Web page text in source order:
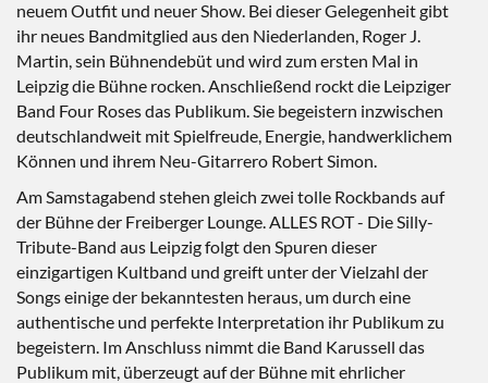
neuem Outfit und neuer Show. Bei dieser Gelegenheit gibt
ihr neues Bandmitglied aus den Niederlanden, Roger J.
Martin, sein Bühnendebüt und wird zum ersten Mal in
Leipzig die Bühne rocken. Anschließend rockt die Leipziger
Band Four Roses das Publikum. Sie begeistern inzwischen
deutschlandweit mit Spielfreude, Energie, handwerklichem
Können und ihrem Neu-Gitarrero Robert Simon.
Am Samstagabend stehen gleich zwei tolle Rockbands auf
der Bühne der Freiberger Lounge. ALLES ROT - Die Silly-
Tribute-Band aus Leipzig folgt den Spuren dieser
einzigartigen Kultband und greift unter der Vielzahl der
Songs einige der bekanntesten heraus, um durch eine
authentische und perfekte Interpretation ihr Publikum zu
begeistern. Im Anschluss nimmt die Band Karussell das
Publikum mit, überzeugt auf der Bühne mit ehrlicher